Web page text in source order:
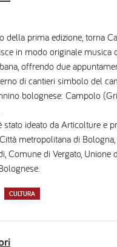
della prima edizione, torna
in modo originale musica
offrendo due
di cantieri simbolo del
bolognese: Campolo
stato ideato da Articolture e
metropolitana di
Comune di Vergato, Unione
CULTURA